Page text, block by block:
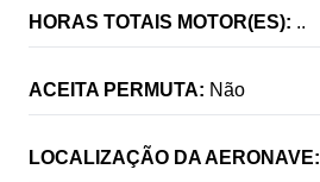
HORAS TOTAIS MOTOR(ES): ..
ACEITA PERMUTA: Não
LOCALIZAÇÃO DA AERONAVE: